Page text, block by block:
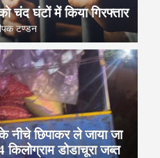
चंद घंटों में किया गिरफ्तार
टण्‍डन
नीचे छिपाकर ले जाया जा
किलोग्राम डोडाचूरा जब्त